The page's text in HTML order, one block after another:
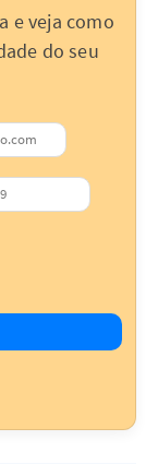
e veja como
do seu